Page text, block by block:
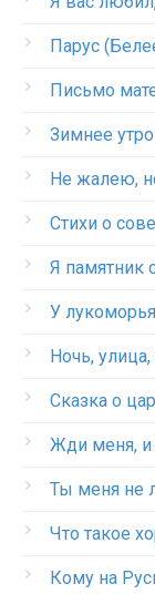
Парус
Письмо
Зимнее
Не жалею,
Стихи о
Я памятник
У
Ночь,
Сказка о
Жди меня, и
Ты меня не
Что такое
Кому на